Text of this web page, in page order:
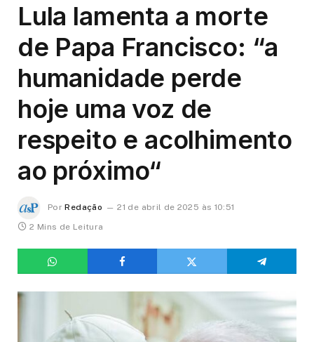
Lula lamenta a morte
de Papa Francisco: “a
humanidade perde
hoje uma voz de
respeito e acolhimento
ao próximo“
Por Redação
21 de abril de 2025 às 10:51
2 Mins de Leitura